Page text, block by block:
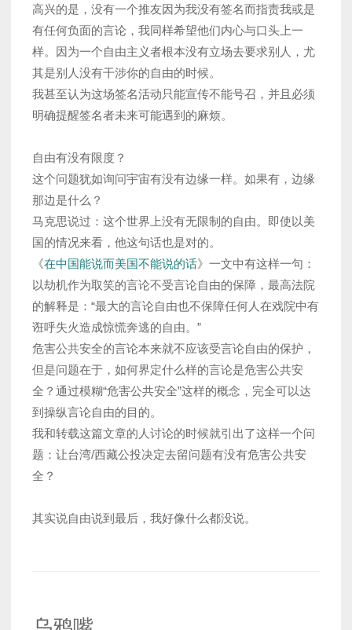
高兴的是，没有一个推友因为我没有签名而指责我或是
有任何负面的言论，我同样希望他们内心与口头上一
样。因为一个自由主义者根本没有立场去要求别人，尤
其是别人没有干涉你的自由的时候。
我甚至认为这场签名活动只能宣传不能号召，并且必须
明确提醒签名者未来可能遇到的麻烦。
自由有没有限度？
这个问题犹如询问宇宙有没有边缘一样。如果有，边缘
那边是什么？
马克思说过：这个世界上没有无限制的自由。即使以美
国的情况来看，他这句话也是对的。
《在中国能说而美国不能说的话》一文中有这样一句：
以劫机作为取笑的言论不受言论自由的保障，最高法院
的解释是：“最大的言论自由也不保障任何人在戏院中有
诳呼失火造成惊慌奔逃的自由。”
危害公共安全的言论本来就不应该受言论自由的保护，
但是问题在于，如何界定什么样的言论是危害公共安
全？通过模糊“危害公共安全”这样的概念，完全可以达
到操纵言论自由的目的。
我和转载这篇文章的人讨论的时候就引出了这样一个问
题：让台湾/西藏公投决定去留问题有没有危害公共安
全？
其实说自由说到最后，我好像什么都没说。